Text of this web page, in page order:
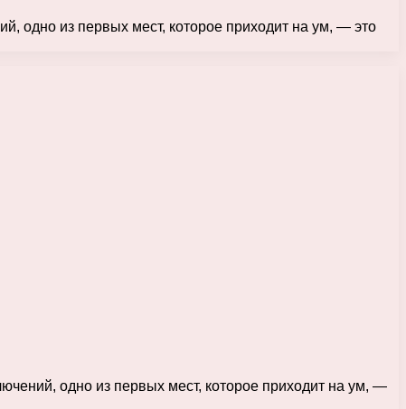
одно из первых мест, которое приходит на ум, — это
одно из первых мест, которое приходит на ум, —